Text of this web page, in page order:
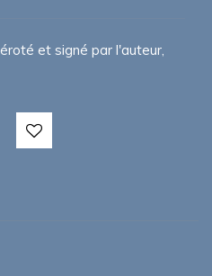
et signé par l'auteur,